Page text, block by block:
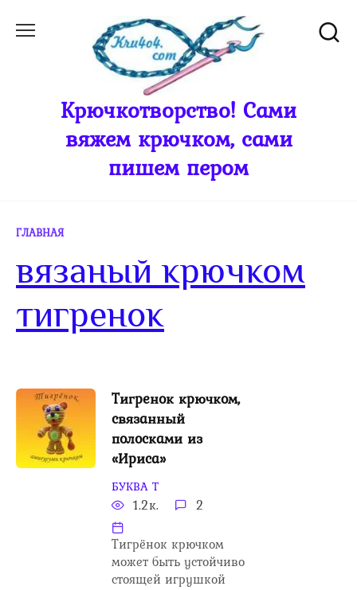
Крючкотворство! Сами
вяжем крючком, сами
пишем пером
ГЛАВНАЯ
вязаный крючком
тигренок
Тигренок крючком,
связанный
полосками из
«Ириса»
БУКВА Т
1.2к. 2
Тигрёнок крючком
может быть устойчиво
стоящей игрушкой